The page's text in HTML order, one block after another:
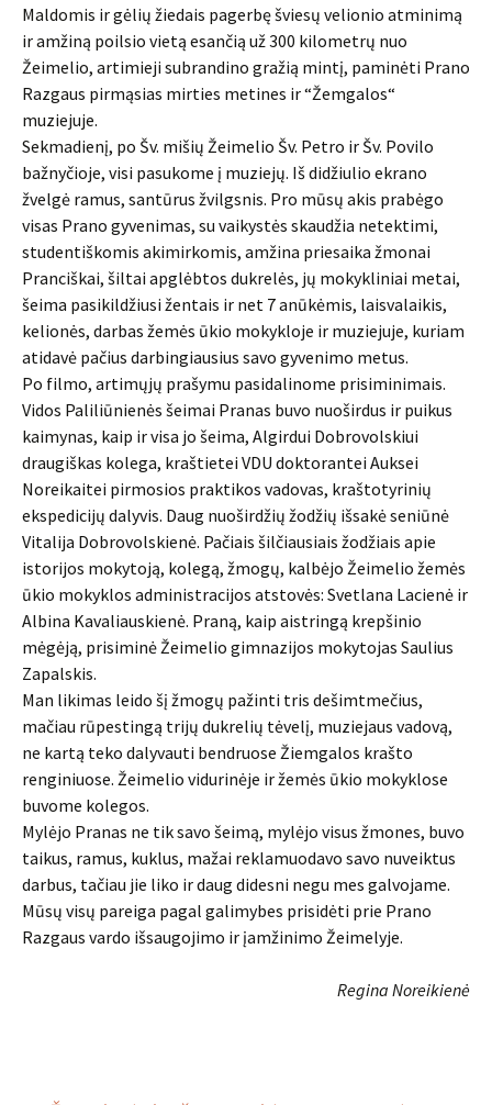
Maldomis ir gėlių žiedais pagerbę šviesų velionio atminimą
ir amžiną poilsio vietą esančią už 300 kilometrų nuo
Žeimelio, artimieji subrandino gražią mintį, paminėti Prano
Razgaus pirmąsias mirties metines ir “Žemgalos“
muziejuje.
Sekmadienį, po Šv. mišių Žeimelio Šv. Petro ir Šv. Povilo
bažnyčioje, visi pasukome į muziejų. Iš didžiulio ekrano
žvelgė ramus, santūrus žvilgsnis. Pro mūsų akis prabėgo
visas Prano gyvenimas, su vaikystės skaudžia netektimi,
studentiškomis akimirkomis, amžina priesaika žmonai
Pranciškai, šiltai apglėbtos dukrelės, jų mokykliniai metai,
šeima pasikildžiusi žentais ir net 7 anūkėmis, laisvalaikis,
kelionės, darbas žemės ūkio mokykloje ir muziejuje, kuriam
atidavė pačius darbingiausius savo gyvenimo metus.
Po filmo, artimųjų prašymu pasidalinome prisiminimais.
Vidos Paliliūnienės šeimai Pranas buvo nuoširdus ir puikus
kaimynas, kaip ir visa jo šeima, Algirdui Dobrovolskiui
draugiškas kolega, kraštietei VDU doktorantei Auksei
Noreikaitei pirmosios praktikos vadovas, kraštotyrinių
ekspedicijų dalyvis. Daug nuoširdžių žodžių išsakė seniūnė
Vitalija Dobrovolskienė. Pačiais šilčiausiais žodžiais apie
istorijos mokytoją, kolegą, žmogų, kalbėjo Žeimelio žemės
ūkio mokyklos administracijos atstovės: Svetlana Lacienė ir
Albina Kavaliauskienė. Praną, kaip aistringą krepšinio
mėgėją, prisiminė Žeimelio gimnazijos mokytojas Saulius
Zapalskis.
Man likimas leido šį žmogų pažinti tris dešimtmečius,
mačiau rūpestingą trijų dukrelių tėvelį, muziejaus vadovą,
ne kartą teko dalyvauti bendruose Žiemgalos krašto
renginiuose. Žeimelio vidurinėje ir žemės ūkio mokyklose
buvome kolegos.
Mylėjo Pranas ne tik savo šeimą, mylėjo visus žmones, buvo
taikus, ramus, kuklus, mažai reklamuodavo savo nuveiktus
darbus, tačiau jie liko ir daug didesni negu mes galvojame.
Mūsų visų pareiga pagal galimybes prisidėti prie Prano
Razgaus vardo išsaugojimo ir įamžinimo Žeimelyje.
Regina Noreikienė